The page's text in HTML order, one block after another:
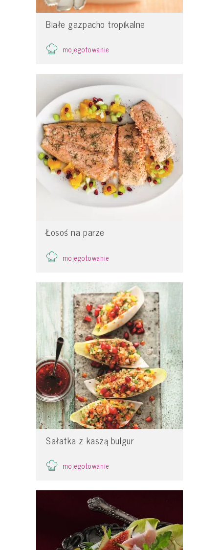
Białe gazpacho tropikalne
mojegotowanie
Łosoś na parze
mojegotowanie
Sałatka z kaszą bulgur
mojegotowanie